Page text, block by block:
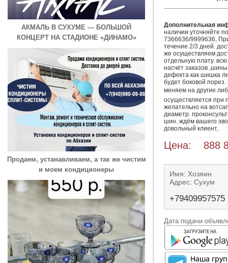
АКМАЛЬ В СУХУМЕ — БОЛЬШОЙ
КОНЦЕРТ НА СТАДИОНЕ «ДИНАМО»
Продаем, устанавливаем, а так же чистим
и моем кондиционеры
Дополнительная
наличии уточняйте
7366636/9999636,
течение 2/3 дней.
же осуществляем
отдельную плату.
насчёт заказов
дефекта как шишка
будет боковой
меняем на другие
осуществляется при
желательно на
диаметр.
шин. ждём вашего
довольный клиент,
Цена: 888
Имя: Хозяин
Адрес: Сухум
+79409957575
Дата подачи